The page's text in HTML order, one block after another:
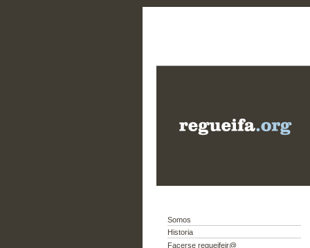
Somos
Historia
Facerse regueifeir@